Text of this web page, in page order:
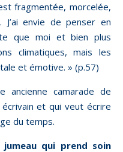
fragmentée, morcelée,
envie de penser en
que moi et bien plus
climatiques, mais les
et émotive. » (p.57)
ancienne camarade de
et qui veut écrire
du temps.
jumeau qui prend soin